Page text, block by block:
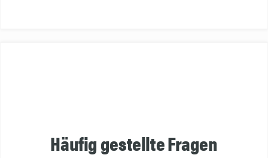
Häufig gestellte Fragen